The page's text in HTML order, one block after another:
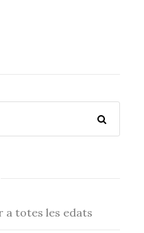
a totes les edats